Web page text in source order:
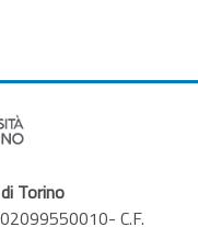
Torino
C.F.